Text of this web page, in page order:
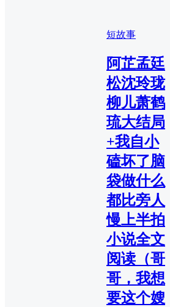
短故事
阿芷孟廷
松沈玲珑
柳儿萧鹤
琉大结局
+我自小
磕坏了脑
袋做什么
都比旁人
慢上半拍
小说全文
阅读（哥
哥，我想
要这个嫂